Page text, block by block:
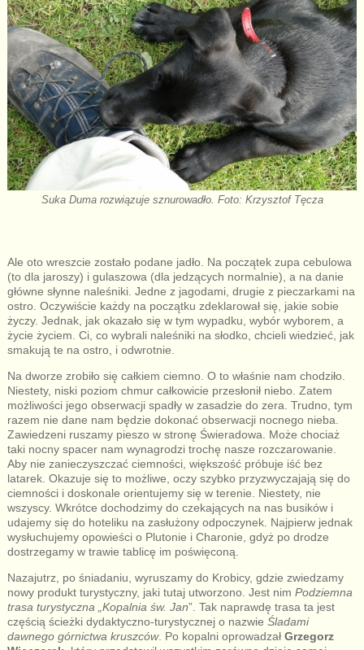
Suka Duma rozwiązuje sznurowadło. Foto: Krzysztof Tęcza
Ale oto wreszcie zostało podane jadło. Na początek zupa cebulowa
(to dla jaroszy) i gulaszowa (dla jedzących normalnie), a na danie
główne słynne naleśniki. Jedne z jagodami, drugie z pieczarkami na
ostro. Oczywiście każdy na początku zdeklarował się, jakie sobie
życzy. Jednak, jak okazało się w tym wypadku, wybór wyborem, a
życie życiem. Ci, co wybrali naleśniki na słodko, chcieli wiedzieć, jak
smakują te na ostro, i odwrotnie.
Na dworze zrobiło się całkiem ciemno. O to właśnie nam chodziło.
Niestety, niski poziom chmur całkowicie przesłonił niebo. Zatem
możliwości jego obserwacji spadły w zasadzie do zera. Trudno, tym
razem nie dane nam będzie dokonać obserwacji nocnego nieba.
Zawiedzeni ruszamy pieszo w stronę Świeradowa. Może chociaż
taki nocny spacer nam wynagrodzi trochę nasze rozczarowanie.
Aby nie zanieczyszczać ciemności, większość próbuje iść bez
latarek. Okazuje się to możliwe, oczy szybko przyzwyczajają się do
ciemności i doskonale orientujemy się w terenie. Niestety, nie
wszyscy. Wkrótce dochodzimy do czekających na nas busików i
udajemy się do hoteliku na zasłużony odpoczynek. Najpierw jednak
wysłuchujemy opowieści o Plutonie i Charonie, gdyż po drodze
dostrzegamy w trawie tablicę im poświęconą.
Nazajutrz, po śniadaniu, wyruszamy do Krobicy, gdzie zwiedzamy
nowy produkt turystyczny, jaki tutaj utworzono. Jest nim Podziemna
trasa turystyczna „Kopalnia św. Jan”. Tak naprawdę trasa ta jest
częścią ścieżki dydaktyczno-turystycznej o nazwie Śladami
dawnego górnictwa kruszców. Po kopalni oprowadzał Grzegorz